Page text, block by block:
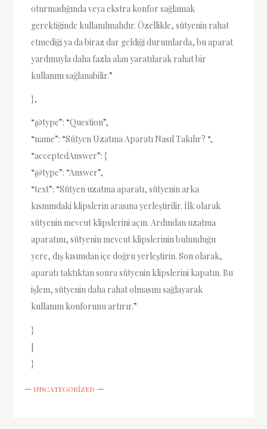
oturmadığında veya ekstra konfor sağlamak
gerektiğinde kullanılmalıdır. Özellikle, sütyenin rahat
etmediği ya da biraz dar geldiği durumlarda, bu aparat
yardımıyla daha fazla alan yaratılarak rahat bir
kullanım sağlanabilir.”
},
“@type”: “Question”,
“name”: “Sütyen Uzatma Aparatı Nasıl Takılır? “,
“acceptedAnswer”: {
“@type”: “Answer”,
“text”: “Sütyen uzatma aparatı, sütyenin arka
kısmındaki klipslerin arasına yerleştirilir. İlk olarak
sütyenin mevcut klipslerini açın. Ardından uzatma
aparatını, sütyenin mevcut klipslerinin bulunduğu
yere, dış kısımdan içe doğru yerleştirin. Son olarak,
aparatı taktıktan sonra sütyenin klipslerini kapatın. Bu
işlem, sütyenin daha rahat olmasını sağlayarak
kullanım konforunu artırır.”
}
]
}
UNCATEGORIZED